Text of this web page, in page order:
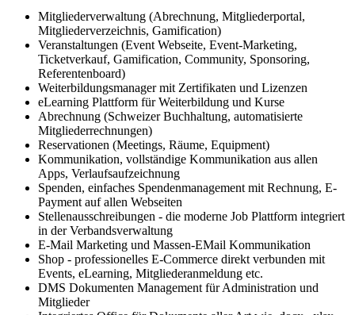
Mitgliederverwaltung (Abrechnung, Mitgliederportal,
Mitgliederverzeichnis, Gamification)
Veranstaltungen (Event Webseite, Event-Marketing,
Ticketverkauf, Gamification, Community, Sponsoring,
Referentenboard)
Weiterbildungsmanager mit Zertifikaten und Lizenzen
eLearning Plattform für Weiterbildung und Kurse
Abrechnung (Schweizer Buchhaltung, automatisierte
Mitgliederrechnungen)
Reservationen (Meetings, Räume, Equipment)
Kommunikation, vollständige Kommunikation aus allen
Apps, Verlaufsaufzeichnung
Spenden, einfaches Spendenmanagement mit Rechnung, E-
Payment auf allen Webseiten
Stellenausschreibungen - die moderne Job Plattform integriert
in der Verbandsverwaltung
E-Mail Marketing und Massen-EMail Kommunikation
Shop - professionelles E-Commerce direkt verbunden mit
Events, eLearning, Mitgliederanmeldung etc.
DMS Dokumenten Management für Administration und
Mitglieder